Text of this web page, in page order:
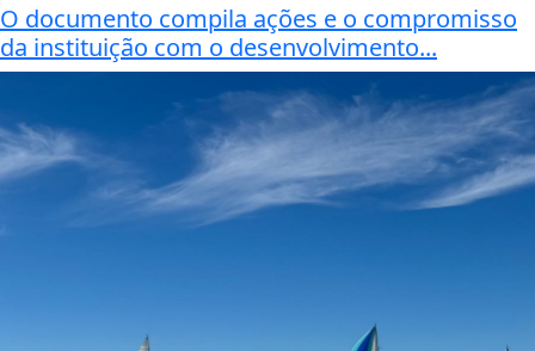
O documento compila ações e o compromisso
da instituição com o desenvolvimento...